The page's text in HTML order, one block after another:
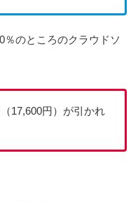
％のところのクラウドソ
17,600円）が引かれ